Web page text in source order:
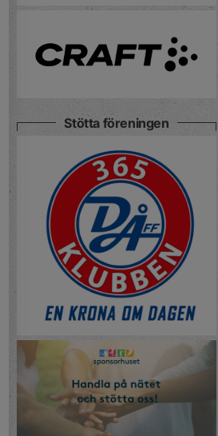
Stötta föreningen